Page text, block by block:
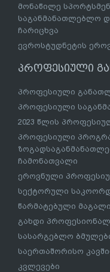
მონაწილე
საგანმანათლებლო
ჩარიცხვა
ევროსტუდნეტის
პროფესიული
პროფესიული
პროფესიული
2023 წლის
პროფესიული
ჩამონათვალი
ეროვნული
სექტორული
წარმატებული
გახდი
სასარგებლო
საერთაშორისო
კვლევები